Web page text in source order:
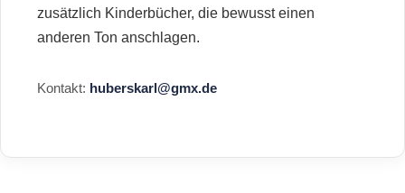
zusätzlich Kinderbücher, die bewusst einen
anderen Ton anschlagen.
Kontakt: huberskarl@gmx.de